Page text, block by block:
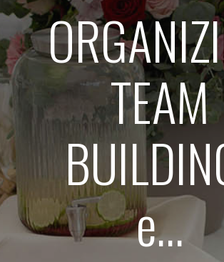
TEAM
e...